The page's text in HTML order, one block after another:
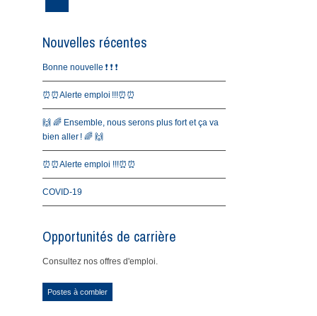
Nouvelles récentes
Bonne nouvelle ❗️ ❗️ ❗️
⏰⏰Alerte emploi !!!⏰⏰
🙌 🌈 Ensemble, nous serons plus fort et ça va
bien aller ! 🌈 🙌
⏰⏰Alerte emploi !!!⏰⏰
COVID-19
Opportunités de carrière
Consultez nos offres d'emploi.
Postes à combler